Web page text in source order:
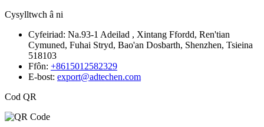
Cysylltwch â ni
Cyfeiriad: Na.93-1 Adeilad , Xintang Ffordd, Ren'tian
Cymuned, Fuhai Stryd, Bao'an Dosbarth, Shenzhen, Tsieina
518103
Ffôn: +8615012582329
E-bost: export@adtechen.com
Cod QR